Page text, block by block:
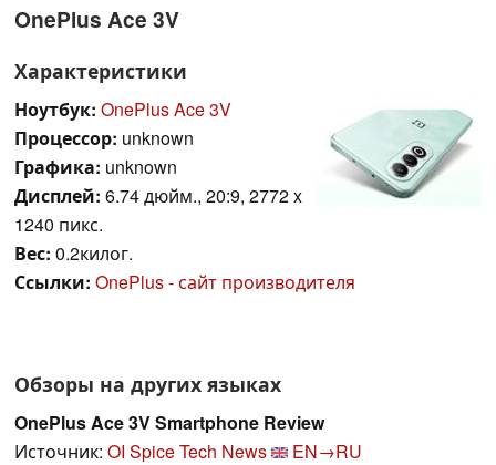
OnePlus Ace 3V
Характеристики
Ноутбук: OnePlus Ace 3V
Процессор: unknown
Графика: unknown
Дисплей: 6.74 дюйм., 20:9, 2772 x
1240 пикс.
Вес: 0.2килог.
Ссылки: OnePlus - сайт производителя
Обзоры на других языках
OnePlus Ace 3V Smartphone Review
Источник: OI Spice Tech News
EN→RU